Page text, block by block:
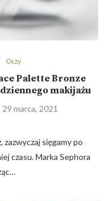
Oczy
Palette Bronze
makijażu
29 marca, 2021
zazwyczaj sięgamy po
czasu. Marka Sephora